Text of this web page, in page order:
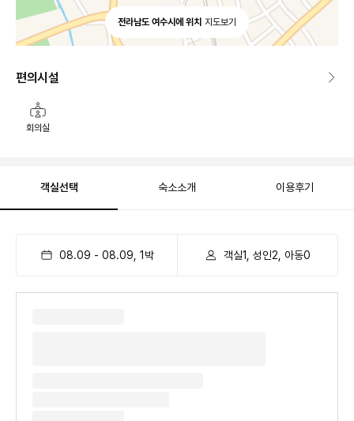
전라남도 여수시에 위치 지도보기
편의시설
회의실
객실선택 숙소소개 이용후기
08.09 - 08.09 1 박 객실1, 성인2, 아동0